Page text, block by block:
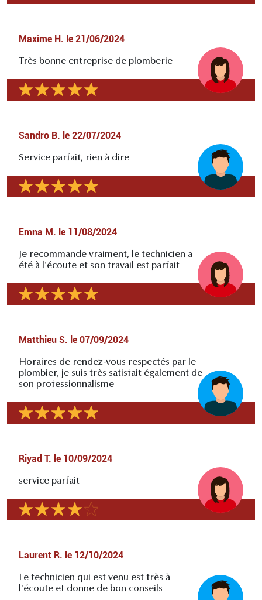
Maxime H. le 21/06/2024
Très bonne entreprise de plomberie
Sandro B. le 22/07/2024
Service parfait, rien à dire
Emna M. le 11/08/2024
Je recommande vraiment, le technicien a
été à l'écoute et son travail est parfait
Matthieu S. le 07/09/2024
Horaires de rendez-vous respectés par le
plombier, je suis très satisfait également de
son professionnalisme
Riyad T. le 10/09/2024
service parfait
Laurent R. le 12/10/2024
Le technicien qui est venu est très à
l'écoute et donne de bon conseils